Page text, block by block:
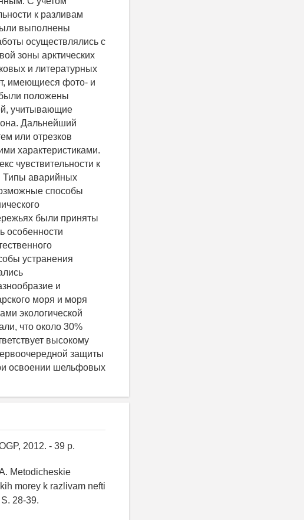
к разливам
выполнены
осуществлялись с
зоны арктических
и литературных
имеющиеся фото- и
положены
учитывающие
Дальнейший
или отрезков
характеристиками.
чувствительности к
Типы аварийных
способы
были приняты
особенности
устранения
и
моря и моря
экологической
что около 30%
высокому
защиты
освоении шельфовых
2012. - 39 p.
Metodicheskie
morey k razlivam nefti
28-39.